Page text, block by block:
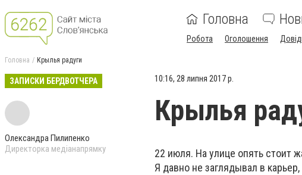
Головна
Робота Оголошення
Головна Крылья радуги
ЗАПИСКИ БЕРДВОТЧЕРА
Олександра Пилипенко
Директорка медіанапрямку
10:16, 28 липня 2017 р.
Крылья
22 июля. На улице опять стоит
Я давно не заглядывал в